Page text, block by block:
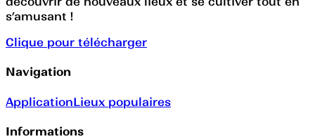
s’amusant !
Clique pour télécharger
Navigation
ApplicationLieux populaires
Informations